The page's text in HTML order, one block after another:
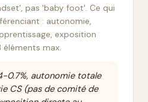
pas 'baby foot'. Ce qui
: autonomie,
exposition
max.
0.7%, autonomie totale
CS (pas de comité de